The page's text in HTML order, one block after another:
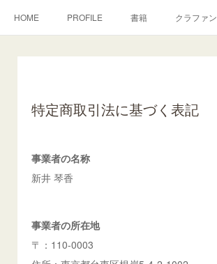
HOME PROFILE 書籍 クラファン
特定商取引法に基づく表記
事業者の名称
新井 琴香
事業者の所在地
〒：110-0003